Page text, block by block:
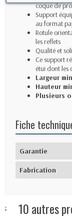
coque de
Support
au format
Rotule
les reflets
Qualité et
Ce support
étui dont les
Largeur
Hauteur
Plusieurs
Fiche
Garantie
Fabrication
10 autres